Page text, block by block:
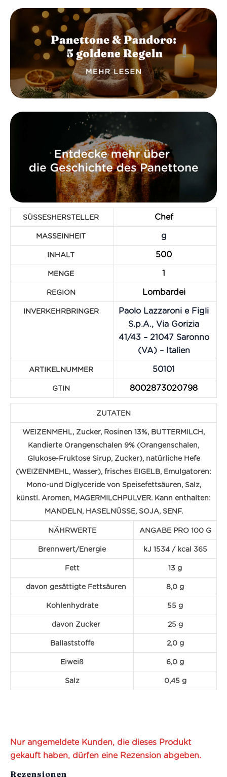
SÜSSES­HERSTELLER Chef
GTIN 8002873020798
MASSEINHEIT g
INHALT 500
MENGE 1
REGION Lombardei
INVERKEHR­BRINGER
Paolo Lazzaroni e Figli
S.p.A., Via Gorizia
41/43 – 21047 Saronno
(VA) – Italien
ARTIKELNUMMER 50101
ZUTATEN
WEIZENMEHL, Zucker, Rosinen 13%, BUTTERMILCH,
Kandierte Orangenschalen 9% (Orangenschalen,
Glukose-Fruktose Sirup, Zucker), natürliche Hefe
(WEIZENMEHL, Wasser), frisches EIGELB, Emulgatoren:
Mono-und Diglyceride von Speisefettsäuren, Salz,
künstl. Aromen, MAGERMILCHPULVER. Kann enthalten:
MANDELN, HASELNÜSSE, SOJA, SENF.
NÄHRWERTE ANGABE PRO 100 G
Brennwert/Energie kJ 1534 / kcal 365
Fett 13 g
davon gesättigte Fettsäuren 8,0 g
Kohlenhydrate 55 g
davon Zucker 25 g
Ballaststoffe 2,0 g
Eiweiß 6,0 g
Salz 0,45 g
Rezensionen
Nur angemeldete Kunden, die dieses Produkt
gekauft haben, dürfen eine Rezension abgeben.